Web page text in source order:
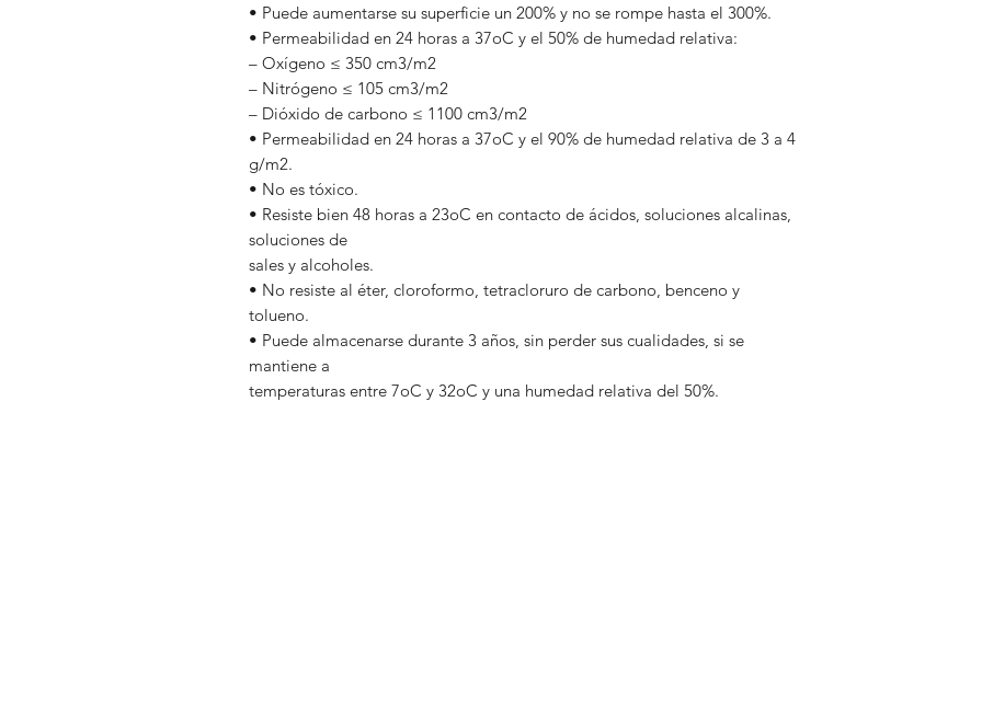
• Puede aumentarse su superficie un 200% y no se rompe hasta el 300%.
• Permeabilidad en 24 horas a 37oC y el 50% de humedad relativa:
– Oxígeno ≤ 350 cm3/m2
– Nitrógeno ≤ 105 cm3/m2
– Dióxido de carbono ≤ 1100 cm3/m2
• Permeabilidad en 24 horas a 37oC y el 90% de humedad relativa de 3 a 4
g/m2.
• No es tóxico.
• Resiste bien 48 horas a 23oC en contacto de ácidos, soluciones alcalinas,
soluciones de
sales y alcoholes.
• No resiste al éter, cloroformo, tetracloruro de carbono, benceno y
tolueno.
• Puede almacenarse durante 3 años, sin perder sus cualidades, si se
mantiene a
temperaturas entre 7oC y 32oC y una humedad relativa del 50%.